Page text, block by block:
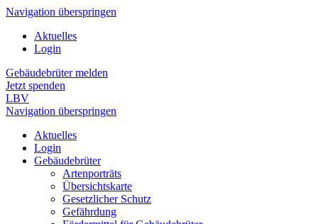
Navigation überspringen
Aktuelles
Login
Gebäudebrüter melden
Jetzt spenden
LBV
Navigation überspringen
Aktuelles
Login
Gebäudebrüter
Artenporträts
Übersichtskarte
Gesetzlicher Schutz
Gefährdung